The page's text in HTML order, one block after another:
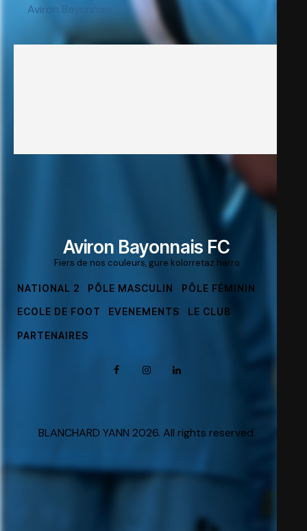
Aviron Bayonnais
Aviron Bayonnais FC
Fiers de nos couleurs, gure kolorretaz harro
NATIONAL 2 PÔLE MASCULIN PÔLE FÉMININ
ECOLE DE FOOT EVENEMENTS LE CLUB
PARTENAIRES
BLANCHARD YANN 2026. All rights reserved.